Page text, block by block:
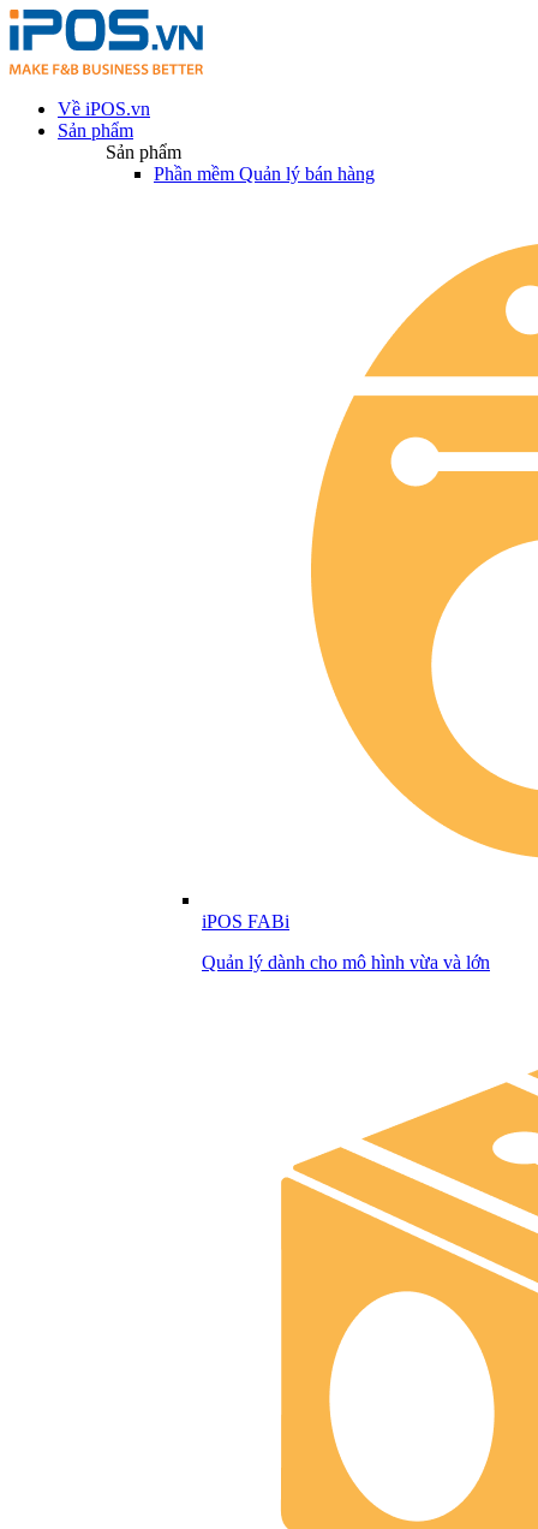
Về iPOS.vn
Sản phẩm
Sản phẩm
Phần mềm Quản lý bán hàng
iPOS FABi
Quản lý dành cho mô hình vừa và lớn